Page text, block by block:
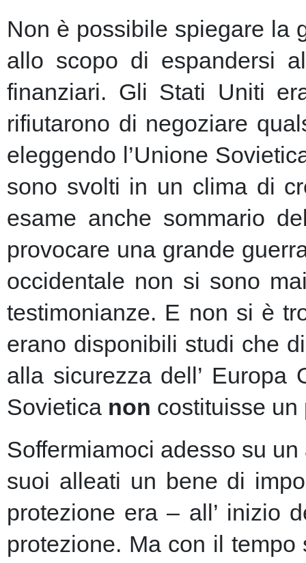
Non è possibile spiegare la
allo scopo di espandersi
finanziari. Gli Stati Uniti
rifiutarono di negoziare
eleggendo l’Unione
sono svolti in un clima di
esame anche sommario
provocare una grande
occidentale non si sono
testimonianze. E non si è
erano disponibili studi che
alla sicurezza dell’
Sovietica non costituisse un
Soffermiamoci adesso su
suoi alleati un bene di
protezione era – all’ inizio
protezione. Ma con il tempo